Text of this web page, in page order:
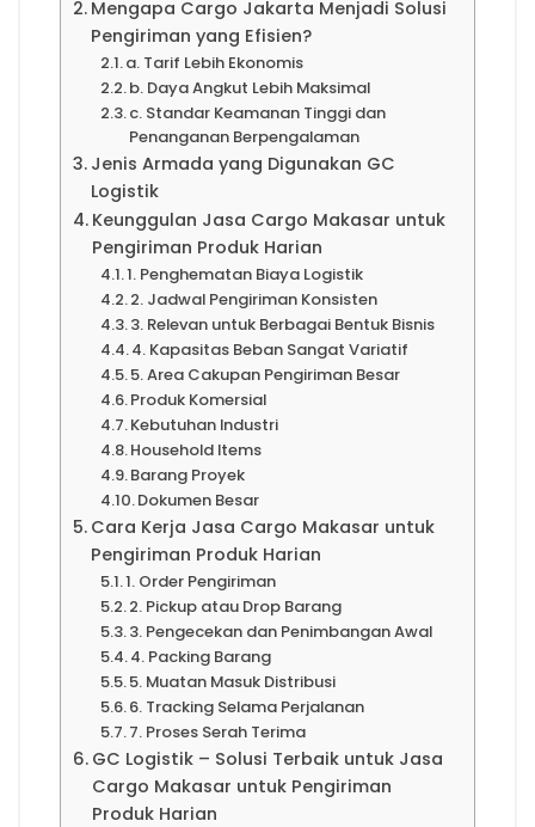
Mengapa Cargo Jakarta Menjadi Solusi
Pengiriman yang Efisien?
a. Tarif Lebih Ekonomis
b. Daya Angkut Lebih Maksimal
c. Standar Keamanan Tinggi dan
Penanganan Berpengalaman
Jenis Armada yang Digunakan GC
Logistik
Keunggulan Jasa Cargo Makasar untuk
Pengiriman Produk Harian
1. Penghematan Biaya Logistik
2. Jadwal Pengiriman Konsisten
3. Relevan untuk Berbagai Bentuk Bisnis
4. Kapasitas Beban Sangat Variatif
5. Area Cakupan Pengiriman Besar
Produk Komersial
Kebutuhan Industri
Household Items
Barang Proyek
Dokumen Besar
Cara Kerja Jasa Cargo Makasar untuk
Pengiriman Produk Harian
1. Order Pengiriman
2. Pickup atau Drop Barang
3. Pengecekan dan Penimbangan Awal
4. Packing Barang
5. Muatan Masuk Distribusi
6. Tracking Selama Perjalanan
7. Proses Serah Terima
GC Logistik – Solusi Terbaik untuk Jasa
Cargo Makasar untuk Pengiriman
Produk Harian